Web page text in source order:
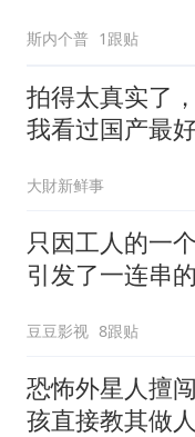
斯内个普 1跟贴
拍得太真实了
我看过国产最
大財新鲜事
只因工人的一
引发了一连串
豆豆影视 8跟贴
恐怖外星人擅
孩直接教其做人